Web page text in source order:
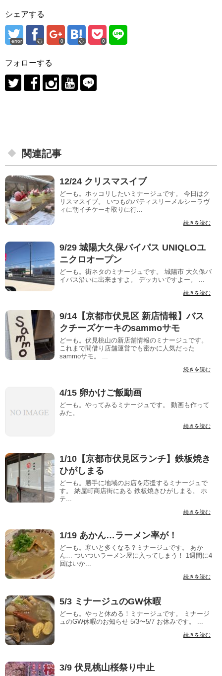
シェアする
error 0 0
フォローする
関連記事
12/24 クリスマスイブ
どーも。ホッコリしたいミナージュです。 今日はク
リスマスイブ。 いつものパティスリーメルシーラヴ
ィに朝イチケーキ取りに行...
続きを読む
9/29 城陽大久保バイパス UNIQLOユ
ニクロオープン
どーも。街ネタのミナージュです。 城陽市 大久保バ
イパス沿いに出来ますよ。 デッカいですよー。 ...
続きを読む
9/14【京都市伏見区 新店情報】バス
クチーズケーキのsammoサモ
どーも。伏見桃山の新店舗情報のミナージュです。
これまで間借り店舗運営でも密かに人気だった
sammoサモ。 ...
続きを読む
4/15 卵かけご飯動画
どーも。やってみるミナージュです。 動画も作って
みた。
続きを読む
1/10【京都市伏見区ランチ】鉄板焼き
ひがしまる
どーも。勝手に地域のお店を応援するミナージュで
す。 納屋町商店街にある 鉄板焼きひがしまる。 ホ
テ...
続きを読む
1/19 あかん…ラーメン率が！
どーも。寒いと多くなる？ミナージュです。 あか
ん… ついついラーメン屋に入ってしまう！ 1週間に4
回はいか...
続きを読む
5/3 ミナージュのGW休暇
どーも。やっと休める！ミナージュです。 ミナージ
ュのGW休暇のお知らせ 5/3〜5/7 お休みです。 ...
続きを読む
3/9 伏見桃山桜祭り中止